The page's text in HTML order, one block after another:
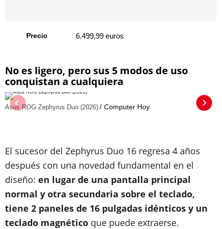
Precio 6.499,99 euros
No es ligero, pero sus 5 modos de uso
conquistan a cualquiera
Asus ROG Zephyrus Duo (2026) Computer Hoy
El sucesor del Zephyrus Duo 16 regresa 4 años
después con una novedad fundamental en el
diseño: en lugar de una pantalla principal
normal y otra secundaria sobre el teclado,
tiene 2 paneles de 16 pulgadas idénticos y un
teclado magnético que puede extraerse.